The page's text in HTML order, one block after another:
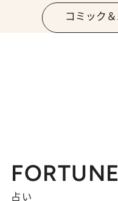
コミック
FORTUNE
占い